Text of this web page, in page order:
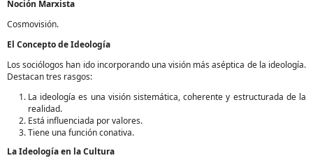
Noción Marxista
Cosmovisión.
El Concepto de Ideología
Los sociólogos han ido incorporando una visión más aséptica de la ideología.
Destacan tres rasgos:
La ideología es una visión sistemática, coherente y estructurada de la
realidad.
Está influenciada por valores.
Tiene una función conativa.
La Ideología en la Cultura